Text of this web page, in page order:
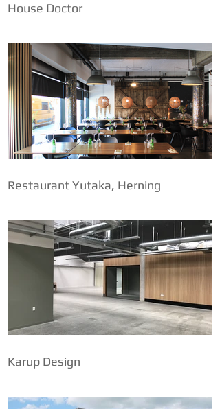
House Doctor
Restaurant Yutaka, Herning
Karup Design